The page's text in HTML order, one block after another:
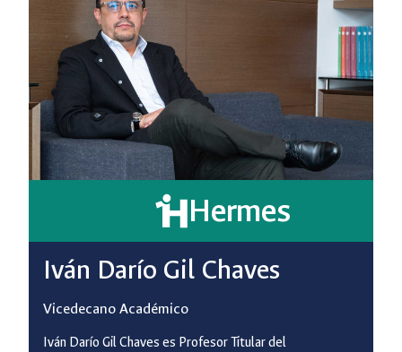
Hermes
Iván Darío Gil Chaves
Vicedecano Académico
Iván Darío Gil Chaves es Profesor Titular del